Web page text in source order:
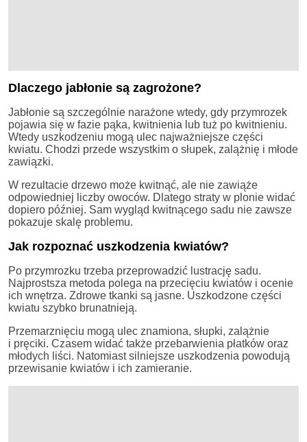
Dlaczego jabłonie są zagrożone?
Jabłonie są szczególnie narażone wtedy, gdy przymrozek
pojawia się w fazie pąka, kwitnienia lub tuż po kwitnieniu.
Wtedy uszkodzeniu mogą ulec najważniejsze części
kwiatu. Chodzi przede wszystkim o słupek, zalążnię i młode
zawiązki.
W rezultacie drzewo może kwitnąć, ale nie zawiąże
odpowiedniej liczby owoców. Dlatego straty w plonie widać
dopiero później. Sam wygląd kwitnącego sadu nie zawsze
pokazuje skalę problemu.
Jak rozpoznać uszkodzenia kwiatów?
Po przymrozku trzeba przeprowadzić lustrację sadu.
Najprostsza metoda polega na przecięciu kwiatów i ocenie
ich wnętrza. Zdrowe tkanki są jasne. Uszkodzone części
kwiatu szybko brunatnieją.
Przemarznięciu mogą ulec znamiona, słupki, zalążnie
i pręciki. Czasem widać także przebarwienia płatków oraz
młodych liści. Natomiast silniejsze uszkodzenia powodują
przewisanie kwiatów i ich zamieranie.